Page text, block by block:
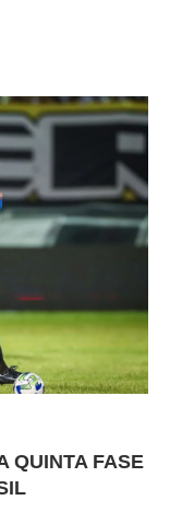
QUINTA FASE